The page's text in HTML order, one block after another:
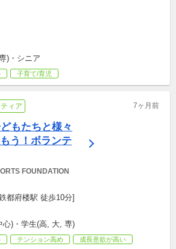
)・シニア
子育て/育児
ィア 7ヶ月前
もたちと様々
う！ボランテ
FOUNDATION
都府楼駅 徒歩10分]
心)・学生(高, 大, 専)
テンション高め
成長意欲が高い